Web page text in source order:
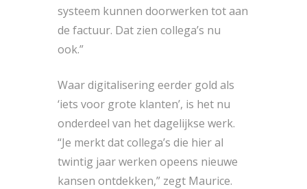
systeem kunnen doorwerken tot aan
de factuur. Dat zien collega’s nu
ook.”
Waar digitalisering eerder gold als
‘iets voor grote klanten’, is het nu
onderdeel van het dagelijkse werk.
“Je merkt dat collega’s die hier al
twintig jaar werken opeens nieuwe
kansen ontdekken,” zegt Maurice.